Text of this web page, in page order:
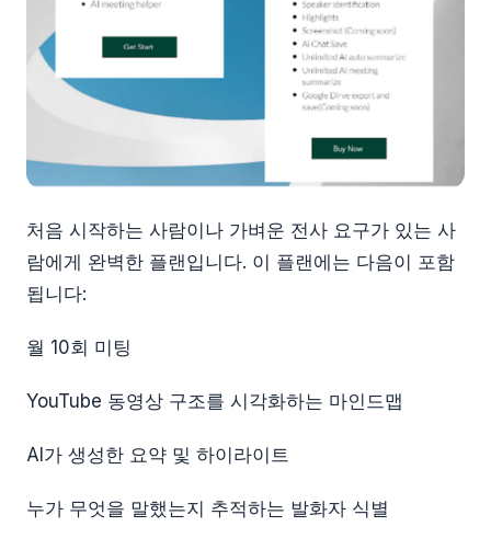
처음 시작하는 사람이나 가벼운 전사 요구가 있는 사
람에게 완벽한 플랜입니다. 이 플랜에는 다음이 포함
됩니다:
월 10회 미팅
YouTube 동영상 구조를 시각화하는 마인드맵
AI가 생성한 요약 및 하이라이트
누가 무엇을 말했는지 추적하는 발화자 식별